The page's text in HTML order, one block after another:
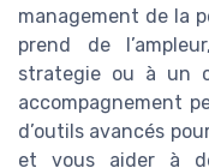
management de la
prend de
strategie ou à un
accompagnement
d’outils avancés
et vous aider à